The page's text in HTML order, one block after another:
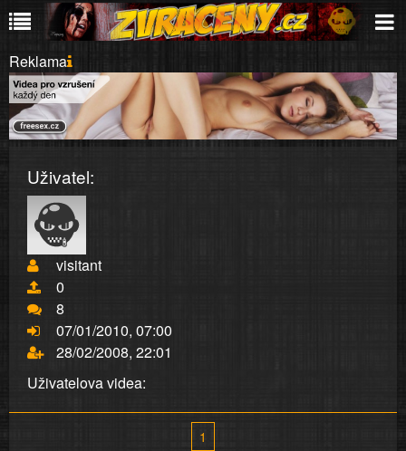
Reklama
Uživatel:
visitant
0
8
07/01/2010, 07:00
28/02/2008, 22:01
Uživatelova videa:
1